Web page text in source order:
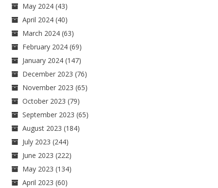
May 2024 (43)
April 2024 (40)
March 2024 (63)
February 2024 (69)
January 2024 (147)
December 2023 (76)
November 2023 (65)
October 2023 (79)
September 2023 (65)
August 2023 (184)
July 2023 (244)
June 2023 (222)
May 2023 (134)
April 2023 (60)